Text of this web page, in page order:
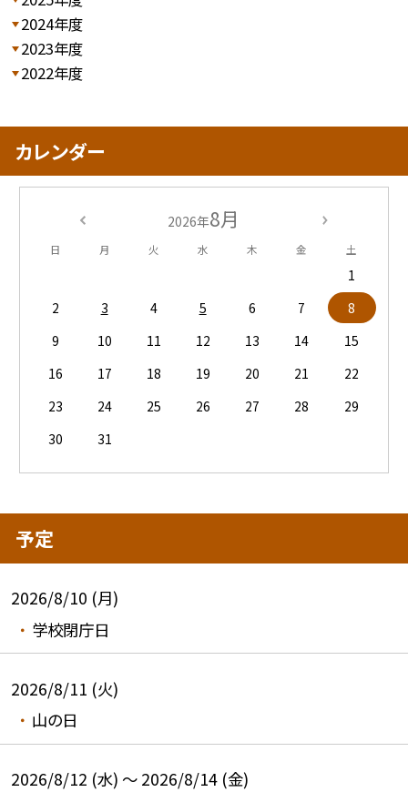
2024年度
2023年度
2022年度
カレンダー
2026年8月
日 月 火 水 木 金 土
1
2
3 4 5 6 7
8
9
10 11 12 13 14
15
16
17 18 19 20 21
22
23
24 25 26 27 28
29
30
31
予定
2026/8/10 (月)
学校閉庁日
2026/8/11 (火)
山の日
2026/8/12 (水) ～ 2026/8/14 (金)